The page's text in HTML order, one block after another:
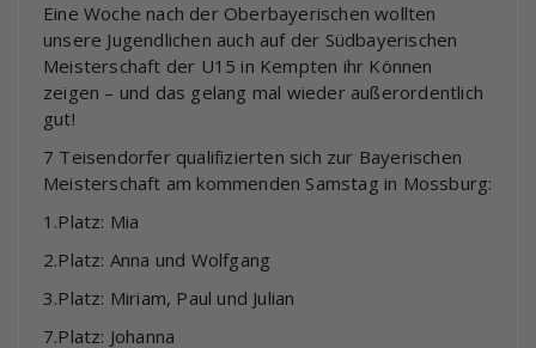
Eine Woche nach der Oberbayerischen wollten
unsere Jugendlichen auch auf der Südbayerischen
Meisterschaft der U15 in Kempten ihr Können
zeigen – und das gelang mal wieder außerordentlich
gut!
7 Teisendorfer qualifizierten sich zur Bayerischen
Meisterschaft am kommenden Samstag in Mossburg:
1.Platz: Mia
2.Platz: Anna und Wolfgang
3.Platz: Miriam, Paul und Julian
7.Platz: Johanna